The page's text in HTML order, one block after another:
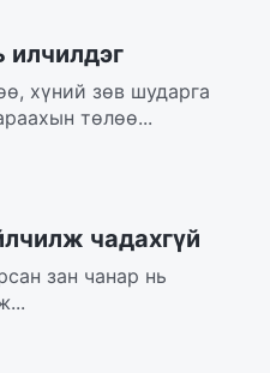
илчилдэг
хүний зөв шударга
төлөө...
чадахгүй
зан чанар нь